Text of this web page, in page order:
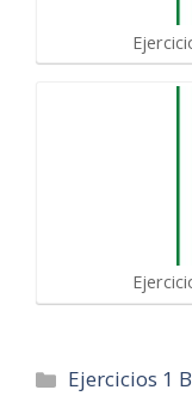
Categorías
Ejercicios 1